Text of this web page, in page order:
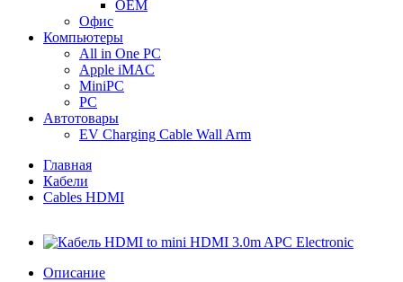
OEM
Офис
Компьютеры
All in One PC
Apple iMAC
MiniPC
PC
Автотовары
EV Charging Cable Wall Arm
Главная
Кабели
Cables HDMI
Описание